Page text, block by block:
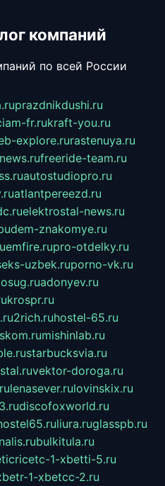
компаний
по всей России
prazdnikdushi.ru
fr.rukraft-you.ru
explore.rurastenuya.ru
freeride-team.ru
autostudiopro.ru
atlantpereezd.ru
elektrostal-news.ru
znakomye.ru
emfire.rupro-otdelky.ru
uzbek.ruporno-vk.ru
adonyev.ru
krospr.ru
2rich.ruhostel-65.ru
mishinlab.ru
starbucksvia.ru
vektor-doroga.ru
lenasever.rulovinskix.ru
discofoxworld.ru
liura.ruglasspb.ru
bulkitula.ru
1-xbetti-5.ru
1-xbetcc-2.ru